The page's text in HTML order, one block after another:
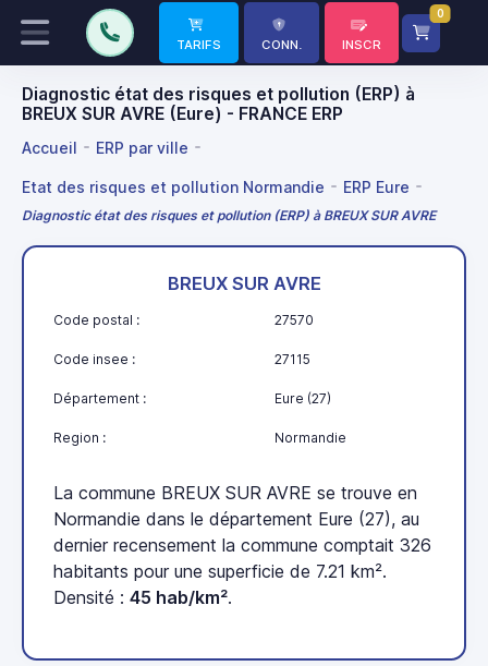
TARIFS CONN. INSCR
0
Diagnostic état des risques et pollution (ERP) à
BREUX SUR AVRE (Eure) - FRANCE ERP
Accueil ERP par ville
Etat des risques et pollution Normandie ERP Eure
Diagnostic état des risques et pollution (ERP) à BREUX SUR AVRE
BREUX SUR AVRE
Code postal : 27570
Code insee : 27115
Département : Eure (27)
Region : Normandie
La commune BREUX SUR AVRE se trouve en
Normandie dans le département Eure (27), au
dernier recensement la commune comptait 326
habitants pour une superficie de 7.21 km².
Densité : 45 hab/km².